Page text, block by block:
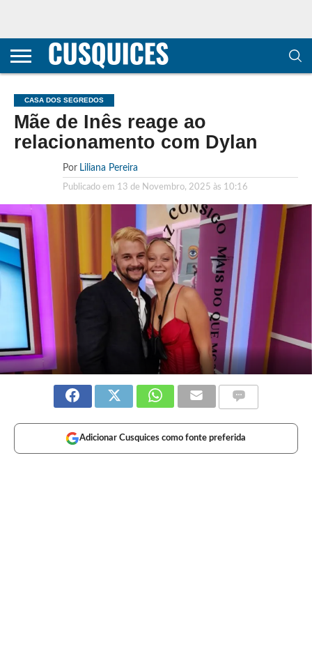
CONTACTOS
HOME
POLÍTICA DE
E COOKIES
SOBRE
TERMOS E
TRANSPARÊNCIA
METODOLOGIA
CASA DOS SEGREDOS
Mãe de Inês reage ao
relacionamento com Dylan
Por Liliana Pereira
Publicado em 13 de Novembro, 2025 às 10:16
Adicionar Cusquices como fonte preferida